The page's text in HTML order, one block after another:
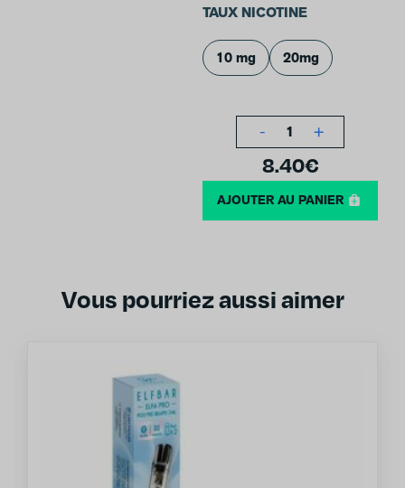
TAUX NICOTINE
10 mg 20mg
- 1 +
8.40€
AJOUTER AU PANIER
Vous pourriez aussi aimer